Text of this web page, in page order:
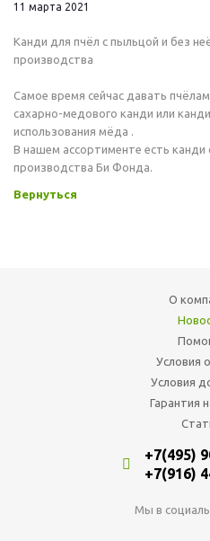
11 марта 2021
Канди для пчёл с пыльцой и без
производства
Самое время сейчас давать
сахарно-медового канди или
использования мёда .
В нашем ассортименте есть канди
производства Би Фонда.
Вернуться
О
Условия
Условия
Гарантия
+7(495)
+7(916)
Мы в